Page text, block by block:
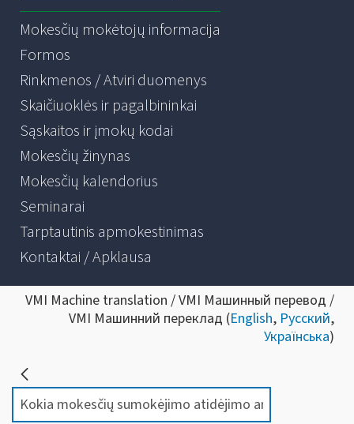
Mokesčių mokėtojų informacija
Formos
Rinkmenos / Atviri duomenys
Skaičiuoklės ir pagalbininkai
Sąskaitos ir įmokų kodai
Mokesčių žinynas
Mokesčių kalendorius
Seminarai
Tarptautinis apmokestinimas
Kontaktai / Apklausa
VMI Machine translation / VMI Машинный перевод /
VMI Машинний переклад (English, Русский,
Українська)